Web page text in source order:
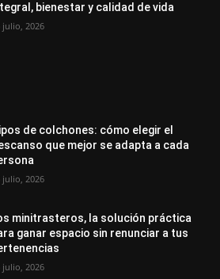
bienestar y calidad de vida
julio, 2026
de colchones: cómo elegir el
que mejor se adapta a cada
julio, 2026
minitrasteros, la solución práctica
ganar espacio sin renunciar a tus
julio, 2026